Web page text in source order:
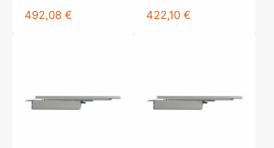
492,08 € 422,10 €